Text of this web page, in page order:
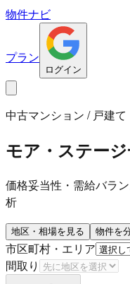
物件ナビ
プラン
ログイン
中古マンション / 戸建て
モア・ステー
価格妥当性・需給バラ
析
地区・相場を見る 物件を
市区町村・エリア
間取り